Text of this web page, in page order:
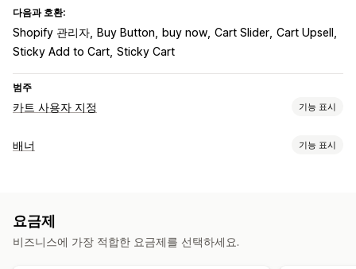
다음과 호환:
Shopify 관리자 Buy Button buy now Cart Slider Cart Upsell
Sticky Add to Cart Sticky Cart
범주
카트 사용자 지정 기능 표시
카트 표시
상향 판매
배너 기능 표시
개인 맞춤형 추천
요금제
비즈니스에 가장 적합한 요금제를 선택하세요.